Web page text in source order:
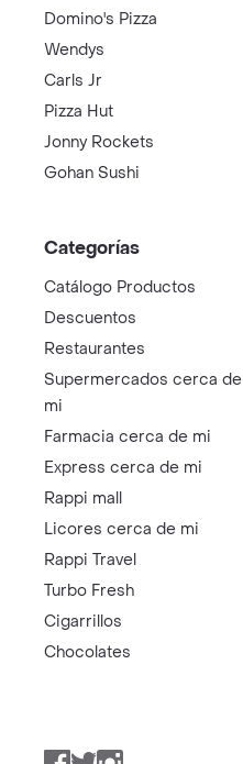
Domino's Pizza
Wendys
Carls Jr
Pizza Hut
Jonny Rockets
Gohan Sushi
Categorías
Catálogo Productos
Descuentos
Restaurantes
Supermercados cerca de
mi
Farmacia cerca de mi
Express cerca de mi
Rappi mall
Licores cerca de mi
Rappi Travel
Turbo Fresh
Cigarrillos
Chocolates